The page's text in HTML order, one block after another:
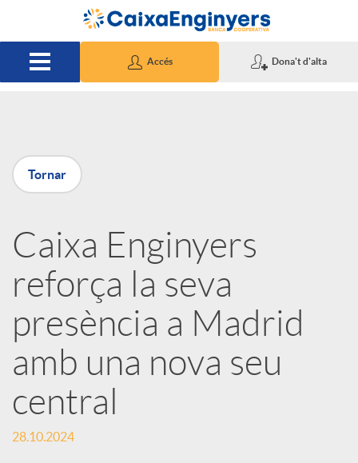
Salta al contingut principal
Accés Dona't d'alta
P
u
b
l
i
c
Tornar
Caixa Enginyers
reforça la seva
presència a Madrid
amb una nova seu
central
28.10.2024